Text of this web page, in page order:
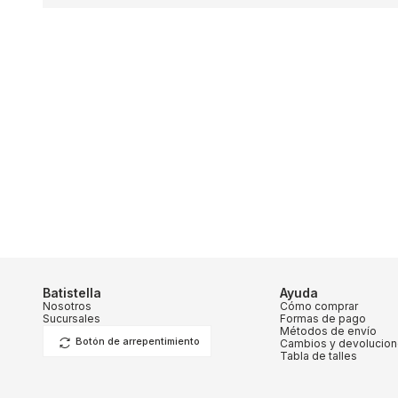
Batistella
Nosotros
Sucursales
Botón de arrepentimiento
Ayuda
Cómo comprar
Formas de pago
Métodos de envío
Cambios y
Tabla de talles